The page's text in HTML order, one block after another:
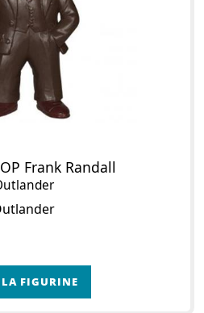
Frank Randall
FIGURINE